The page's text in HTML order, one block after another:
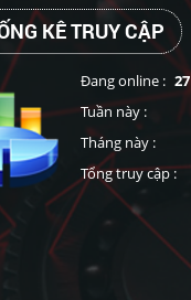
KÊ TRUY CẬP
Đang online : 27
Tuần này :
Tháng này :
Tổng truy cập :